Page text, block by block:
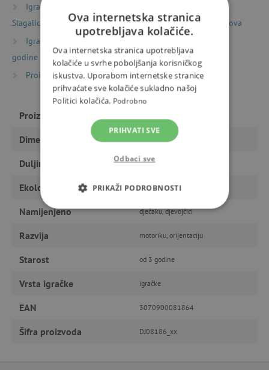
Igračke prema vrsti
Slagalice (puzzle)
Dječje slagalice (puzzle) 2 – 40 dijelova
Igračke prema starosti
godine
Proizvođači
Djeco
Proizvođač
Dimenzije 18 x 12 x 6 cm
Duljina 10 min
Ekološki proizvod da
Namijenjeno dječaku, djevojčici
Razvija motoriku, orijentaciju
Starost od 3 godine
Vrsta igračke igračke
EAN 3070900081864
Šifra proizvoda DJ08186_xx
Ova internetska stranica
upotrebljava kolačiće.
Ova internetska stranica upotrebljava
kolačiće u svrhe poboljšanja korisničkog
iskustva. Uporabom internetske stranice
prihvaćate sve kolačiće sukladno našoj
Politici kolačića. Podrobno
PRIHVATI SVE
Odbaci sve
PRIKAŽI PODROBNOSTI
NUŽNO POTREBNI KOLAČIĆI
CILJANOST